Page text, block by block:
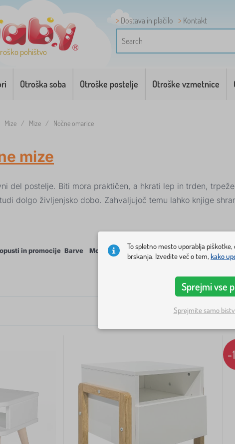
pohištvo
Dostava in plačilo
Kontakt
Otroška soba Otroške postelje Otroške vzmetnice
Mize / Mize / Nočne omarice
mize
del postelje. Biti mora praktičen, a hkrati lep in trden,
dolgo življenjsko dobo. Zahvaljujoč temu lahko knjige
in promocije Barve Motivno Oblikovanje pohištva Cena
-
To spletno mesto uporablja
brskanja. Izvedite več o tem, kako
Sprejmi vse
Sprejmite samo